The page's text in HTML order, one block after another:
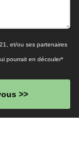
et/ou ses partenaires
pourrait en découler*
>>